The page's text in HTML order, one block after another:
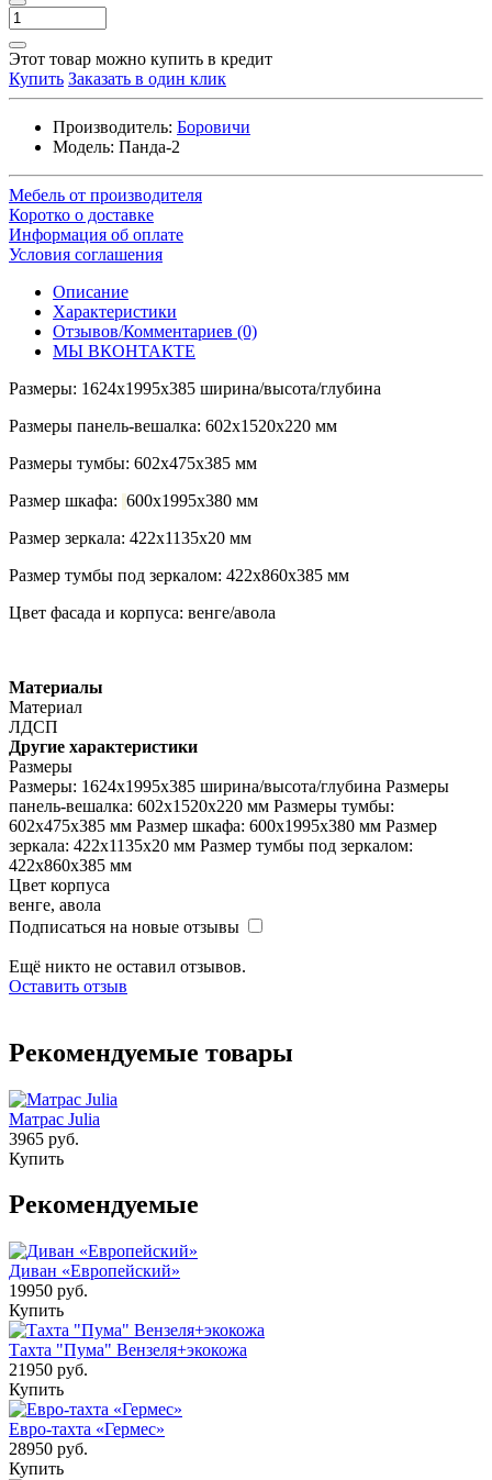
Этот товар можно купить в кредит
Купить Заказать в один клик
Производитель: Боровичи
Модель: Панда-2
Мебель от производителя
Коротко о доставке
Информация об оплате
Условия соглашения
Описание
Характеристики
Отзывов/Комментариев (0)
МЫ ВКОНТАКТЕ
Размеры: 1624х1995х385 ширина/высота/глубина
Размеры панель-вешалка: 602х1520х220 мм
Размеры тумбы: 602х475х385 мм
Размер шкафа: 600х1995х380 мм
Размер зеркала: 422х1135х20 мм
Размер тумбы под зеркалом: 422х860х385 мм
Цвет фасада и корпуса: венге/авола
Материалы
Материал
ЛДСП
Другие характеристики
Размеры
Размеры: 1624х1995х385 ширина/высота/глубина Размеры
панель-вешалка: 602х1520х220 мм Размеры тумбы:
602х475х385 мм Размер шкафа: 600х1995х380 мм Размер
зеркала: 422х1135х20 мм Размер тумбы под зеркалом:
422х860х385 мм
Цвет корпуса
венге, авола
Подписаться на новые отзывы
Ещё никто не оставил отзывов.
Оставить отзыв
Рекомендуемые товары
Матрас Julia
3965 руб.
Купить
Рекомендуемые
Диван «Европейский»
19950 руб.
Купить
Тахта "Пума" Вензеля+экокожа
21950 руб.
Купить
Евро-тахта «Гермес»
28950 руб.
Купить